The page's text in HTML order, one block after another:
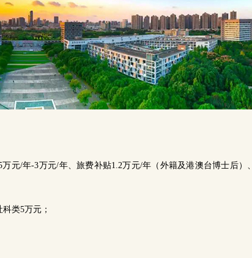
元/年-3万元/年、旅费补贴1.2万元/年（外籍及港澳台博士后）、
类5万元；